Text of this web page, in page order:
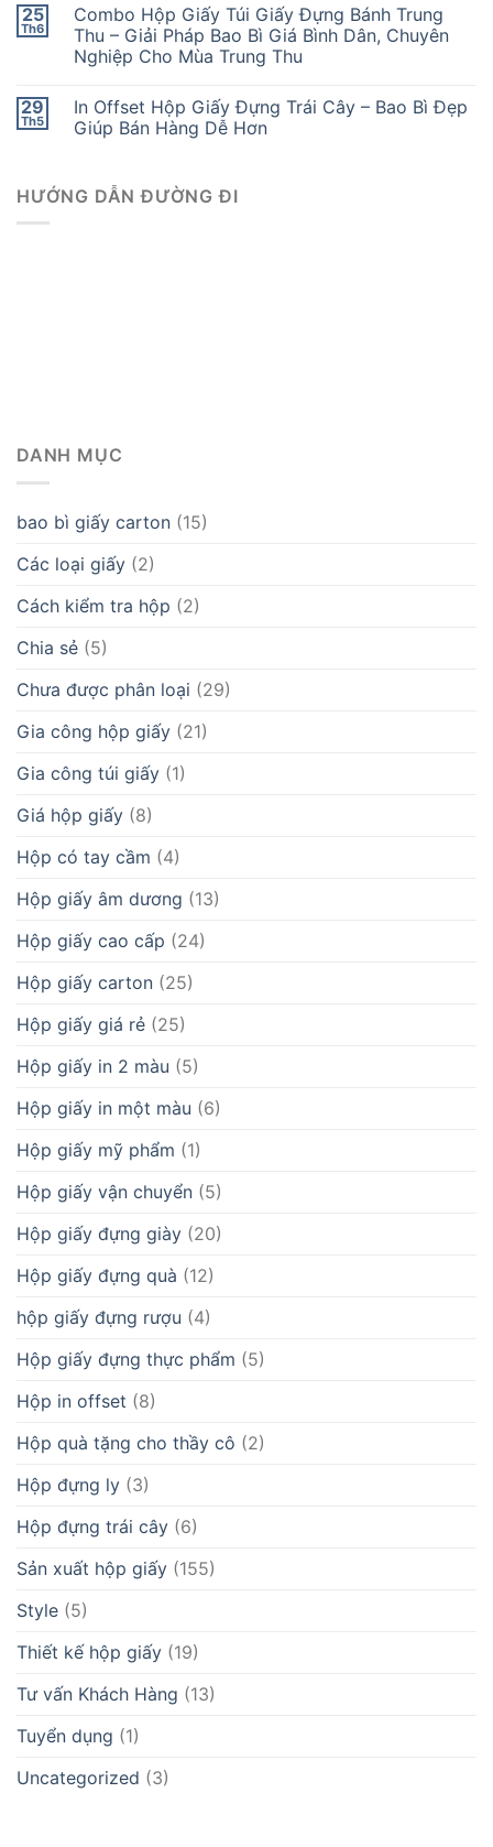
25
Th6
Combo Hộp Giấy Túi Giấy Đựng Bánh Trung
Thu – Giải Pháp Bao Bì Giá Bình Dân, Chuyên
Nghiệp Cho Mùa Trung Thu
29
Th5
In Offset Hộp Giấy Đựng Trái Cây – Bao Bì Đẹp
Giúp Bán Hàng Dễ Hơn
HƯỚNG DẪN ĐƯỜNG ĐI
DANH MỤC
bao bì giấy carton (15)
Các loại giấy (2)
Cách kiểm tra hộp (2)
Chia sẻ (5)
Chưa được phân loại (29)
Gia công hộp giấy (21)
Gia công túi giấy (1)
Giá hộp giấy (8)
Hộp có tay cầm (4)
Hộp giấy âm dương (13)
Hộp giấy cao cấp (24)
Hộp giấy carton (25)
Hộp giấy giá rẻ (25)
Hộp giấy in 2 màu (5)
Hộp giấy in một màu (6)
Hộp giấy mỹ phẩm (1)
Hộp giấy vận chuyển (5)
Hộp giấy đựng giày (20)
Hộp giấy đựng quà (12)
hộp giấy đựng rượu (4)
Hộp giấy đựng thực phẩm (5)
Hộp in offset (8)
Hộp quà tặng cho thầy cô (2)
Hộp đựng ly (3)
Hộp đựng trái cây (6)
Sản xuất hộp giấy (155)
Style (5)
Thiết kế hộp giấy (19)
Tư vấn Khách Hàng (13)
Tuyển dụng (1)
Uncategorized (3)